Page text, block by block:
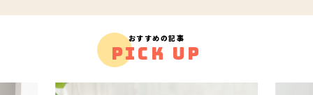
おすすめの記事
PICK UP